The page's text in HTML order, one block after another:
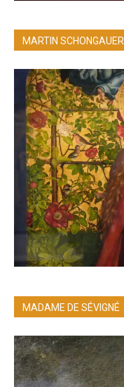
MARTIN SCHONGAUER
MADAME DE SÉVIGNÉ